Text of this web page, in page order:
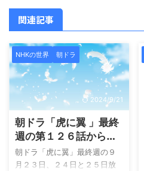
関連記事
NHKの世界 朝ドラ
2024/9/21
朝ドラ「虎に翼 」最終
週の第１２６話から１
２８話 「虎に翼」
は、大団円？
朝ドラ「虎に翼」最終週の９
月２３日、２４日と２５日放